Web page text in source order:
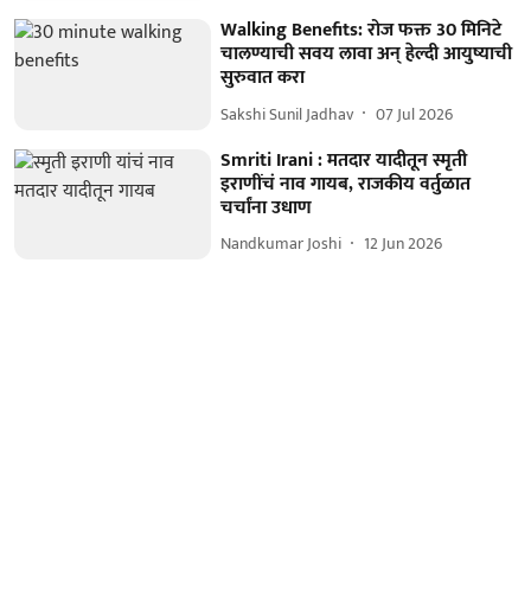
Walking Benefits: रोज फक्त 30 मिनिटे
चालण्याची सवय लावा अन् हेल्दी आयुष्याची
सुरुवात करा
Sakshi Sunil Jadhav 07 Jul 2026
Smriti Irani : मतदार यादीतून स्मृती
इराणींचं नाव गायब, राजकीय वर्तुळात
चर्चांना उधाण
Nandkumar Joshi 12 Jun 2026